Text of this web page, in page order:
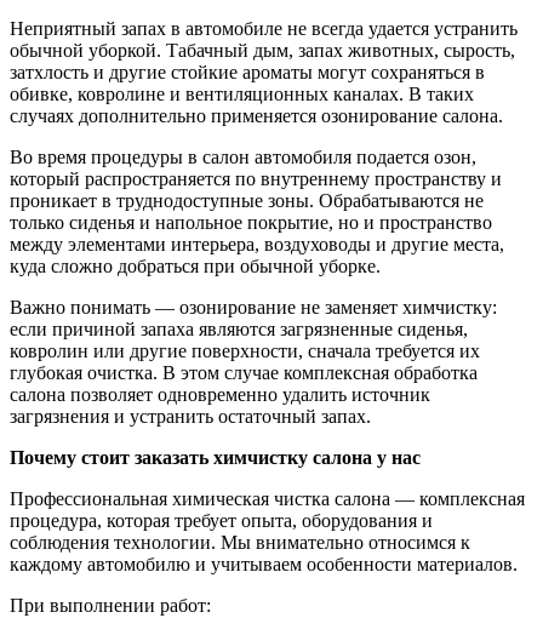
Неприятный запах в автомобиле не всегда удается устранить
обычной уборкой. Табачный дым, запах животных, сырость,
затхлость и другие стойкие ароматы могут сохраняться в
обивке, ковролине и вентиляционных каналах. В таких
случаях дополнительно применяется озонирование салона.
Во время процедуры в салон автомобиля подается озон,
который распространяется по внутреннему пространству и
проникает в труднодоступные зоны. Обрабатываются не
только сиденья и напольное покрытие, но и пространство
между элементами интерьера, воздуховоды и другие места,
куда сложно добраться при обычной уборке.
Важно понимать — озонирование не заменяет химчистку:
если причиной запаха являются загрязненные сиденья,
ковролин или другие поверхности, сначала требуется их
глубокая очистка. В этом случае комплексная обработка
салона позволяет одновременно удалить источник
загрязнения и устранить остаточный запах.
Почему стоит заказать химчистку салона у нас
Профессиональная химическая чистка салона — комплексная
процедура, которая требует опыта, оборудования и
соблюдения технологии. Мы внимательно относимся к
каждому автомобилю и учитываем особенности материалов.
При выполнении работ: